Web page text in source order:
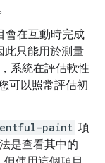
會在互動時完成
此只能用於測量
系統在評估軟性
可以照常評估初
paint 項
是查看其中的